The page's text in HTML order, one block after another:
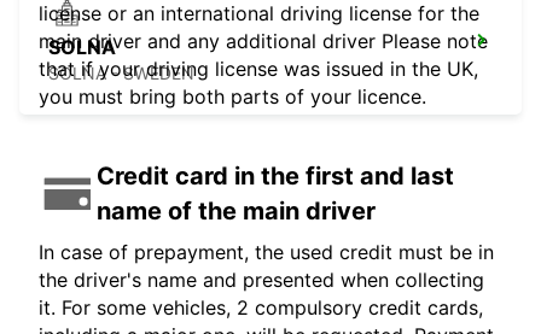
SOLNA
SOLNA - SWEDEN
license or an international driving license for the
main driver and any additional driver Please note
that if your driving license was issued in the UK,
you must bring both parts of your licence.
Credit card in the first and last
name of the main driver
In case of prepayment, the used credit must be in
the driver's name and presented when collecting
it. For some vehicles, 2 compulsory credit cards,